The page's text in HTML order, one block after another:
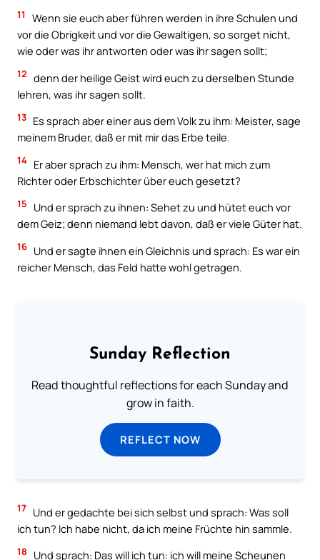
11
Wenn sie euch aber führen werden in ihre Schulen und
vor die Obrigkeit und vor die Gewaltigen, so sorget nicht,
wie oder was ihr antworten oder was ihr sagen sollt;
12 denn der heilige Geist wird euch zu derselben Stunde
lehren, was ihr sagen sollt.
13 Es sprach aber einer aus dem Volk zu ihm: Meister, sage
meinem Bruder, daß er mit mir das Erbe teile.
14 Er aber sprach zu ihm: Mensch, wer hat mich zum
Richter oder Erbschichter über euch gesetzt?
15
Und er sprach zu ihnen: Sehet zu und hütet euch vor
dem Geiz; denn niemand lebt davon, daß er viele Güter hat.
16 Und er sagte ihnen ein Gleichnis und sprach: Es war ein
reicher Mensch, das Feld hatte wohl getragen.
Sunday Reflection
Read thoughtful reflections for each Sunday and
grow in faith.
REFLECT NOW
17 Und er gedachte bei sich selbst und sprach: Was soll
ich tun? Ich habe nicht, da ich meine Früchte hin sammle.
18
Und sprach: Das will ich tun: ich will meine Scheunen